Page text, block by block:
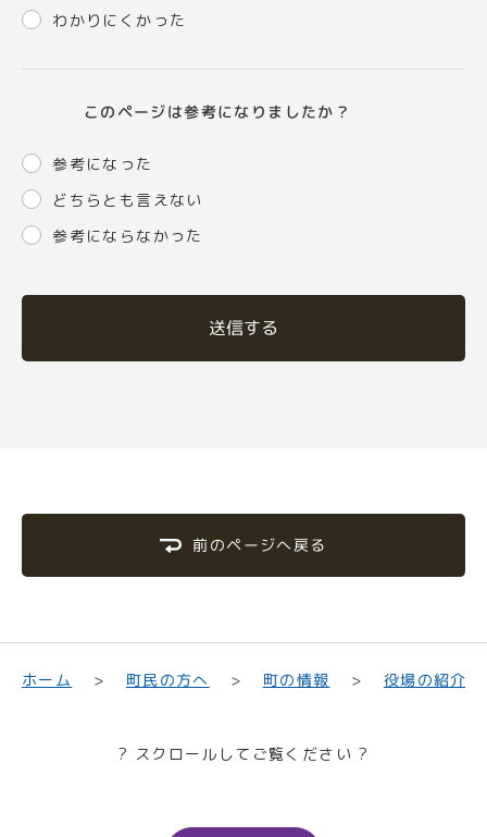
わかりにくかった
このページは参考になりましたか？
参考になった
どちらとも言えない
参考にならなかった
送信する
前のページへ戻る
ホーム 町民の方へ 町の情報 役場の紹介
? スクロールしてご覧ください ?